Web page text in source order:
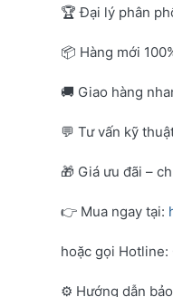
🏆 Đại lý phân
📦 Hàng mới
🚚 Giao hàng
💬 Tư vấn kỹ
🎁 Giá ưu đãi –
👉 Mua ngay tại:
hoặc gọi
⚙️ Hướng dẫn